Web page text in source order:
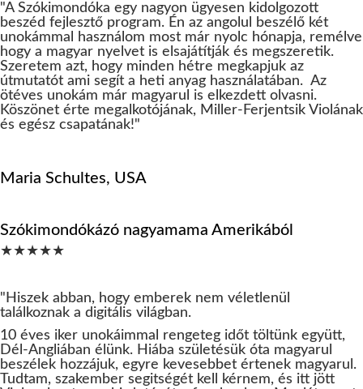
"A Szókimondóka egy nagyon ügyesen kidolgozott
beszéd fejlesztő program. Én az angolul beszélő két
unokámmal használom most már nyolc hónapja, remélve
hogy a magyar nyelvet is elsajátítják és megszeretik.
Szeretem azt, hogy minden hétre megkapjuk az
útmutatót ami segít a heti anyag használatában. Az
ötéves unokám már magyarul is elkezdett olvasni.
Köszönet érte megalkotójának, Miller-Ferjentsik Violának
és egész csapatának!"
Maria Schultes, USA
Szókimondókázó nagyamama Amerikából
★★★★★
"Hiszek abban, hogy emberek nem véletlenül
találkoznak a digitális világban.
10 éves iker unokáimmal rengeteg időt töltünk együtt,
Dél-Angliában élünk. Hiába születésük óta magyarul
beszélek hozzájuk, egyre kevesebbet értenek magyarul.
Tudtam, szakember segitségét kell kérnem, és itt jött